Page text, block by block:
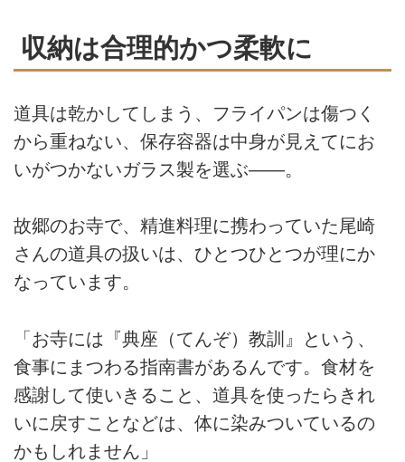
収納は合理的かつ柔軟に
道具は乾かしてしまう、フライパンは傷つく
から重ねない、保存容器は中身が見えてにお
いがつかないガラス製を選ぶ――。
故郷のお寺で、精進料理に携わっていた尾崎
さんの道具の扱いは、ひとつひとつが理にか
なっています。
「お寺には『典座（てんぞ）教訓』という、
食事にまつわる指南書があるんです。食材を
感謝して使いきること、道具を使ったらきれ
いに戻すことなどは、体に染みついているの
かもしれません」